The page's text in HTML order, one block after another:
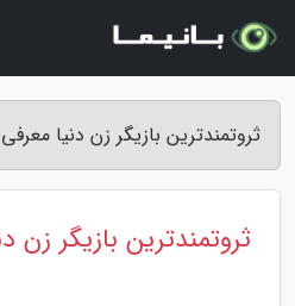
ثروتمندترین بازیگر زن دنیا
ثروتمندترین بازیگر